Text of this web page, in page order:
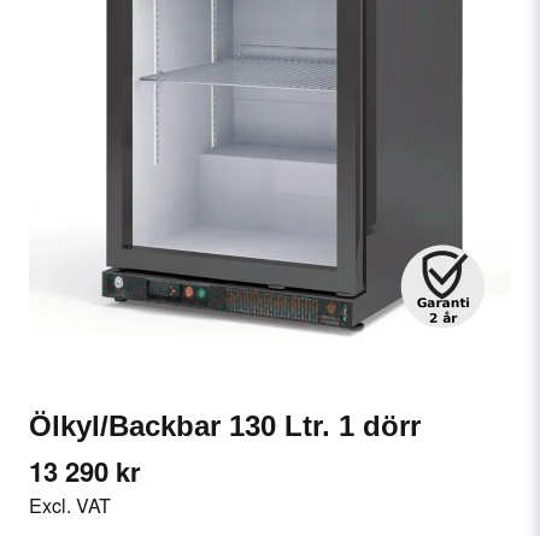
Ölkyl/Backbar 130 Ltr. 1 dörr
13 290 kr
Excl. VAT